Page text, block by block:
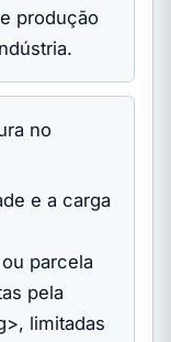
produção
no
e a carga
parcela
pela
limitadas